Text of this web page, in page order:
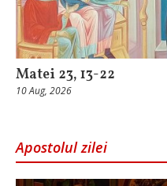
Matei 23, 13-22
10 Aug, 2026
Apostolul zilei